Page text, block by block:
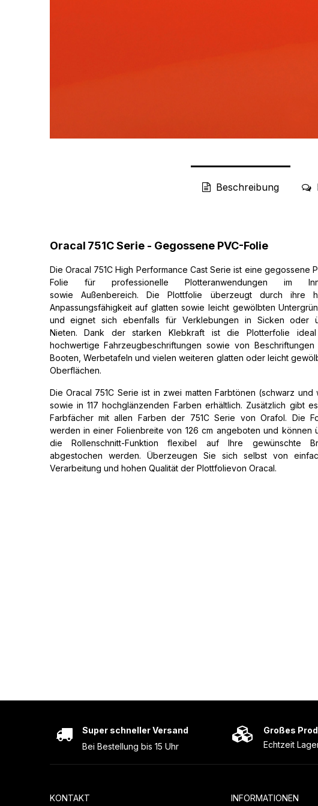
Beschreibung
Oracal 751C Serie - Gegossene PVC-Folie
Die Oracal 751C High Performance Cast Serie ist eine gegossene
Folie für professionelle Plotteranwendungen im
sowie Außenbereich. Die Plottfolie überzeugt durch ihre
Anpassungsfähigkeit auf glatten sowie leicht gewölbten
und eignet sich ebenfalls für Verklebungen in Sicken oder
Nieten. Dank der starken Klebkraft ist die Plotterfolie
hochwertige Fahrzeugbeschriftungen sowie von Beschriftungen
Booten, Werbetafeln und vielen weiteren glatten oder leicht
Oberflächen.
Die Oracal 751C Serie ist in zwei matten Farbtönen (schwarz und
sowie in 117 hochglänzenden Farben erhältlich. Zusätzlich gibt
Farbfächer mit allen Farben der 751C Serie von Orafol. Die
werden in einer Folienbreite von 126 cm angeboten und können
die Rollenschnitt-Funktion flexibel auf Ihre gewünschte
abgestochen werden. Überzeugen Sie sich selbst von
Verarbeitung und hohen Qualität der Plottfolievon Oracal.
Großes
Echtzeit
Super schneller Versand
Bei Bestellung bis 15 Uhr
KONTAKT INFORMATIONEN